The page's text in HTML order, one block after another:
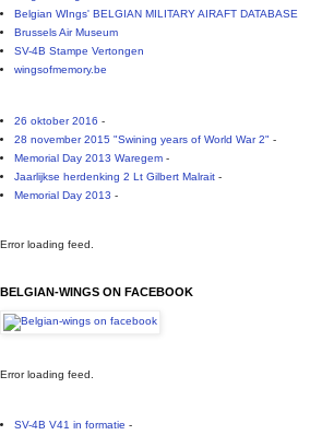
Belgian WIngs' BELGIAN MILITARY AIRAFT DATABASE
Brussels Air Museum
SV-4B Stampe Vertongen
wingsofmemory.be
26 oktober 2016 -
28 november 2015 "Swining years of World War 2" -
Memorial Day 2013 Waregem-
Jaarlijkse herdenking 2 Lt Gilbert Malrait-
Memorial Day 2013 -
Error loading feed.
BELGIAN-WINGS ON FACEBOOK
Error loading feed.
SV-4B V41 in formatie -